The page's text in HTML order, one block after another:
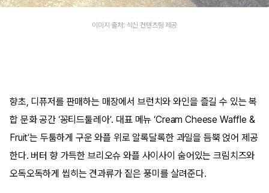
이미지 출처: 식신 컨텐츠팀 제공
향초, 디퓨저를 판매하는 매장에서 브런치와 와인을 즐길 수 있는 복
합 문화 공간 ‘꽁티드툴레아’. 대표 메뉴 ‘Cream Cheese Waffle &
Fruit’는 두툼하게 구운 와플 위로 알록달록한 과일을 듬뿍 얹어 제공
한다. 버터 향 가득한 브리오슈 와플 사이사이 숨어있는 크림치즈와
오독오독하게 씹히는 견과류가 짙은 풍미를 살려준다.